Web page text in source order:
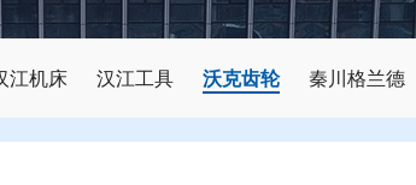
江机床 汉江工具 沃克齿轮 秦川格兰德